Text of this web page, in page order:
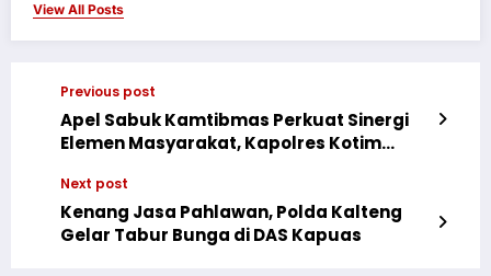
View All Posts
Previous post
Apel Sabuk Kamtibmas Perkuat Sinergi
Elemen Masyarakat, Kapolres Kotim
Jelang Hari Bhayangkara ke-80
Next post
Kenang Jasa Pahlawan, Polda Kalteng
Gelar Tabur Bunga di DAS Kapuas